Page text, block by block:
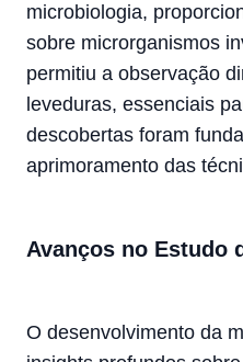
microbiologia,
sobre microrganismos
permitiu a observação
leveduras, essenciais
descobertas foram
aprimoramento das
Avanços no Estudo
O desenvolvimento da